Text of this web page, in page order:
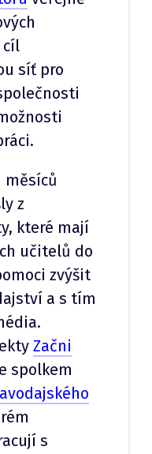
cíl
síť pro
měsíců
z
které mají
učitelů do
zvýšit
a s tím
Začni
spolkem
s